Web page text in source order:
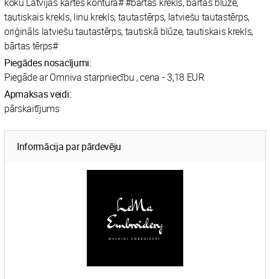
tautiskais krekls, linu krekls, tautastērps, latviešu tautastērps,
oriģināls latviešu tautastērps, tautiskā blūze, tautiskais krekls,
bārtas tērps#
Piegādes nosacījumi:
Piegāde ar Omniva starpniecību , cena - 3,18 EUR
Apmaksas veidi:
pārskaitījums
Informācija par pārdevēju